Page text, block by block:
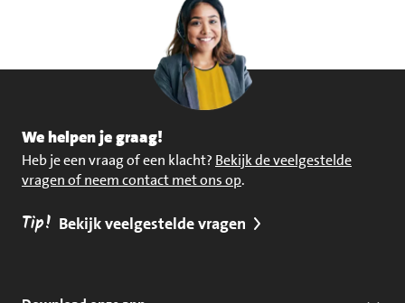
We helpen je graag!
Heb je een vraag of een klacht? Bekijk de veelgestelde
vragen of neem contact met ons op.
Tip! Bekijk veelgestelde vragen